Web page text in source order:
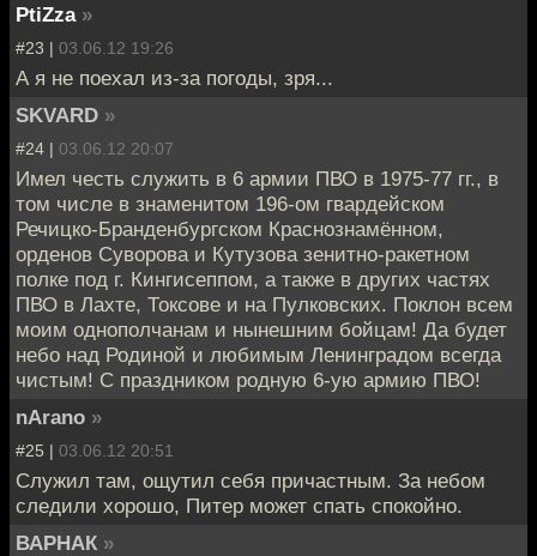
PtiZza »
#23 | 03.06.12 19:26
А я не поехал из-за погоды, зря...
SKVARD »
#24 | 03.06.12 20:07
Имел честь служить в 6 армии ПВО в 1975-77 гг., в
том числе в знаменитом 196-ом гвардейском
Речицко-Бранденбургском Краснознамённом,
орденов Суворова и Кутузова зенитно-ракетном
полке под г. Кингисеппом, а также в других частях
ПВО в Лахте, Токсове и на Пулковских. Поклон всем
моим однополчанам и нынешним бойцам! Да будет
небо над Родиной и любимым Ленинградом всегда
чистым! С праздником родную 6-ую армию ПВО!
nArano »
#25 | 03.06.12 20:51
Служил там, ощутил себя причастным. За небом
следили хорошо, Питер может спать спокойно.
ВАРНАК »